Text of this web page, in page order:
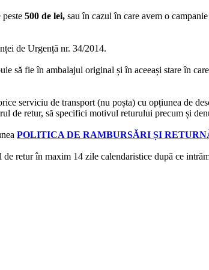
500 de lei, sau în cazul în care avem o
de Urgență nr. 34/2014.
să fie în ambalajul original și în aceeași stare în
serviciu de transport (nu poșta) cu opțiunea de
de retur, să specifici motivul returului precum și
POLITICA DE RAMBURSĂRI ȘI
retur în maxim 14 zile calendaristice după ce